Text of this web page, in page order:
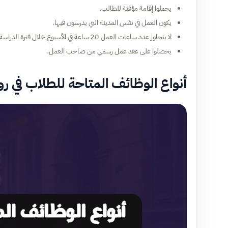
يحملوا إقامة مؤقتة للطالب.
يكون العمل في نفس المدينة التي يدرسون فيها.
لا يتجاوز عدد ساعات العمل 20 ساعة في الأسبوع خلال فترة الدراسة.
يحصلوا على عقد عمل رسمي من صاحب العمل.
أنواع الوظائف المتاحة للطلاب في